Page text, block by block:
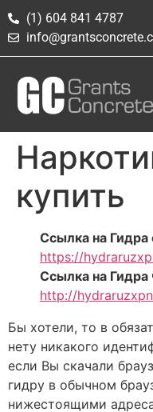
(1) 604 841 4787
купить
Ссылка на Гидра
https://
Ссылка на Гидра
http://
Бы хотели, то в
нету никакого
если Вы скачали
гидру в обычном
нижестоящими